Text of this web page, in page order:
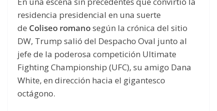
residencia presidencial en una suerte
de Coliseo romanosegún la crónica del sitio
DW, Trump salió del Despacho Oval junto al
jefe de la poderosa competición Ultimate
Fighting Championship (UFC), su amigo Dana
White, en dirección hacia el gigantesco
octágono.